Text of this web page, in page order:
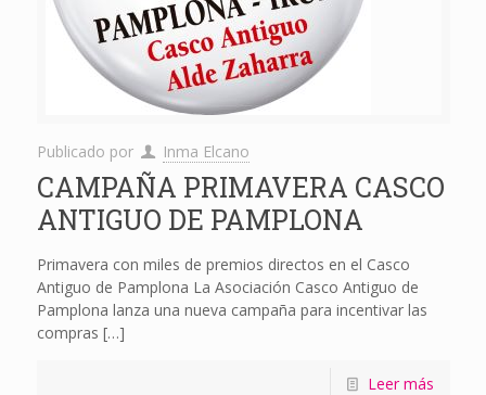
Publicado por Inma Elcano
CAMPAÑA PRIMAVERA CASCO
ANTIGUO DE PAMPLONA
Primavera con miles de premios directos en el Casco
Antiguo de Pamplona La Asociación Casco Antiguo de
Pamplona lanza una nueva campaña para incentivar las
compras […]
Leer más